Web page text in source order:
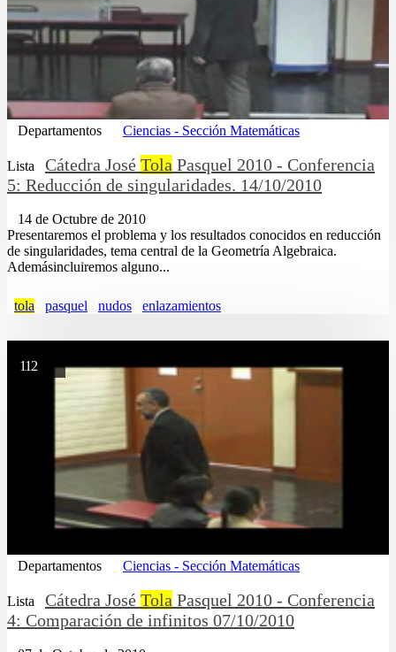
Departamentos Ciencias - Sección Matemáticas
Lista Cátedra José Tola Pasquel 2010 - Conferencia
5: Reducción de singularidades. 14/10/2010
14 de Octubre de 2010
Presentaremos el problema y los resultados conocidos en reducción
de singularidades, tema central de la Geometría Algebraica.
Ademásincluiremos alguno...
tola pasquel nudos enlazamientos
112
Departamentos Ciencias - Sección Matemáticas
Lista Cátedra José Tola Pasquel 2010 - Conferencia
4: Comparación de infinitos 07/10/2010